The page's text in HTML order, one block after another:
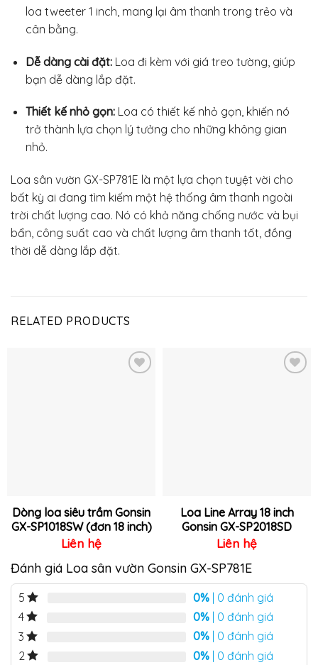
loa tweeter 1 inch, mang lại âm thanh trong trẻo và
cân bằng.
Dễ dàng cài đặt:Loa đi kèm với giá treo tường, giúp
bạn dễ dàng lắp đặt.
Thiết kế nhỏ gọn:Loa có thiết kế nhỏ gọn, khiến nó
trở thành lựa chọn lý tưởng cho những không gian
nhỏ.
Loa sân vườn GX-SP781E là một lựa chọn tuyệt vời cho
bất kỳ ai đang tìm kiếm một hệ thống âm thanh ngoài
trời chất lượng cao. Nó có khả năng chống nước và bụi
bẩn, công suất cao và chất lượng âm thanh tốt, đồng
thời dễ dàng lắp đặt.
RELATED PRODUCTS
Dòng loa siêu trầm Gonsin
GX-SP1018SW (đơn 18 inch)
Liên hệ
Loa Line Array 18 inch
Gonsin GX-SP2018SD
Liên hệ
Đánh giá Loa sân vườn Gonsin GX-SP781E
5 0% | 0 đánh giá
4
0% | 0 đánh giá
3
0% | 0 đánh giá
2
0% | 0 đánh giá